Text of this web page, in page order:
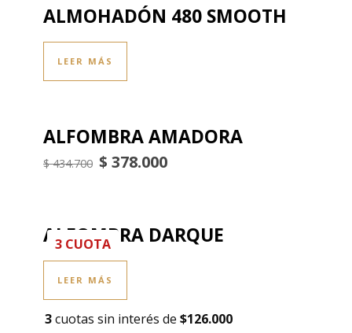
ALMOHADÓN 480 SMOOTH
LEER MÁS
ALFOMBRA AMADORA
$434.700 El precio original era: $ 434.700.
$ 378.000El precio actual es: $ 378.000.
ALFOMBRA DARQUE
LEER MÁS
3cuotas sin interés de $126.000
3 CUOTA